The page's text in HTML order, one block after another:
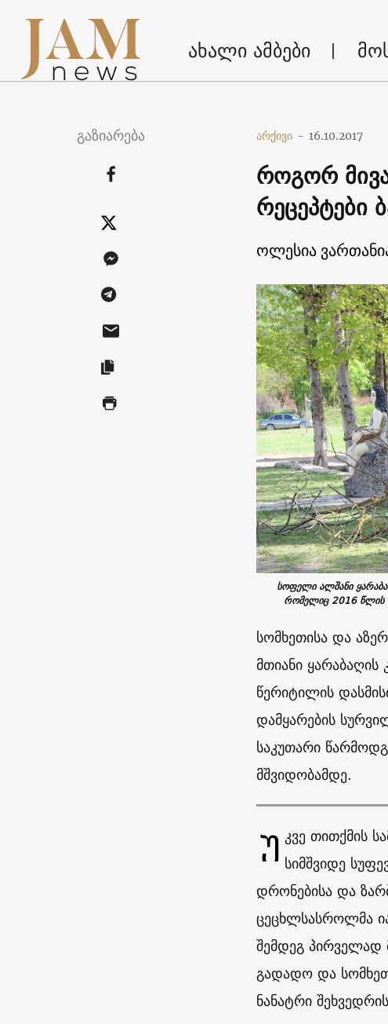
ახალი ამბები
გაზიარება არქივი - 16.10.2017
როგორ
რეცეპტები
ოლესია
სოფელი ალშანი
რომელიც 2016 წლის
სომხეთისა და
მთიანი
წერიტილის
დამყარების
საკუთარი
მშვიდობამდე.
Უ კვე თითქმის
სიმშვიდე
დრონებისა და
ცეცხლსასროლმა
შემდეგ პირველად
გადადო და
ნანატრი